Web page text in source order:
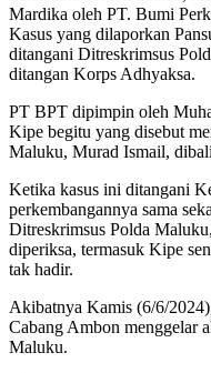
Mardika oleh PT. Bumi
Kasus yang dilaporkan
ditangani Ditreskrimsus
ditangan Korps Adhyaksa.
PT BPT dipimpin oleh
Kipe begitu yang disebut
Maluku, Murad Ismail,
Ketika kasus ini ditangani
perkembangannya sama
Ditreskrimsus Polda
diperiksa, termasuk Kipe
tak hadir.
Akibatnya Kamis (6/6/
Cabang Ambon menggelar
Maluku.